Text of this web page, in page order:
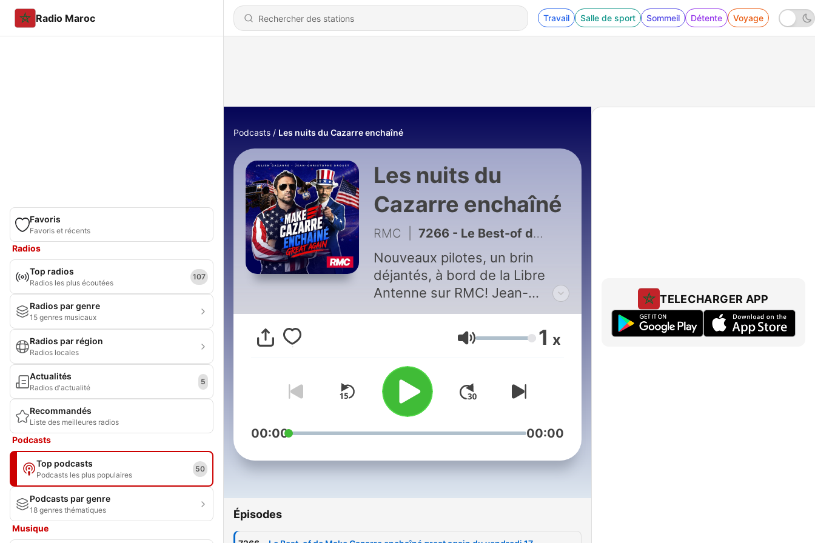
Radio Maroc Travail Salle de sport Sommeil Détente Voyage
Favoris
Favoris et récents
Radios
Top radios
Radios les plus écoutées
107
Radios par genre
15 genres musicaux
Radios par région
Radios locales
Actualités
Radios d'actualité
5
Recommandés
Liste des meilleures radios
Podcasts
Top podcasts
Podcasts les plus populaires
50
Podcasts par genre
18 genres thématiques
Musique
Podcasts Les nuits du Cazarre enchaîné
Les nuits du
Cazarre enchaîné
RMC 7266 - Le Best-of de Make Cazarre enchaîné great again du vendredi 17 juillet 2026 – Partie 1
Nouveaux pilotes, un brin
déjantés, à bord de la Libre
Antenne sur RMC! Jean-
Christophe Drouet et Julien
Cazarre prennent le relais.
Après les grands matchs,
quand la lumière reste allumée
pour les vrais passionnés,
place à la Libre Antenne : un
espace à part, entre passion,
humour et dérision, débats
second degré. Un rendez-
l'on parle foot bien sûr, mais
imitations et grands moments
Volume 1 x
00:00 00:00
Épisodes
TELECHARGER APP